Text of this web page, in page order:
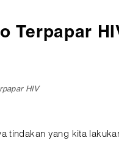
Terpapar
HIV
tindakan yang kita